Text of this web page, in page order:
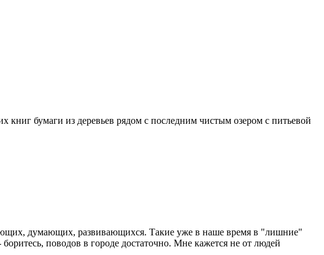
книг бумаги из деревьев рядом с последним чистым озером с питьевой
думающих, развивающихся. Такие уже в наше время в "лишние"
поводов в городе достаточно. Мне кажется не от людей